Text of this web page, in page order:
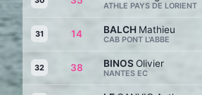
ATHLE PAYS DE LORIENT
31 14 BALCH Mathieu
CAB PONT L'ABBE
32 38 BINOS Olivier
NANTES EC